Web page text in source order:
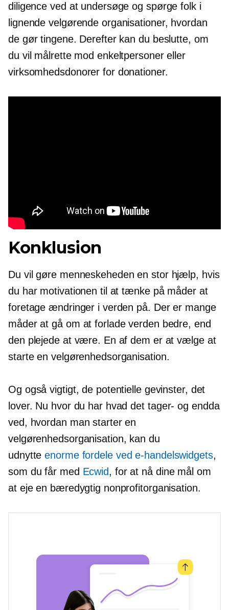
diligence ved at undersøge og spørge folk i
lignende velgørende organisationer, hvordan
de gør tingene. Derefter kan du beslutte, om
du vil målrette mod enkeltpersoner eller
virksomhedsdonorer for donationer.
Konklusion
Du vil gøre menneskeheden en stor hjælp, hvis
du har motivationen til at tænke på måder at
foretage ændringer i verden på. Der er mange
måder at gå om at forlade verden bedre, end
den plejede at være. En af dem er at vælge at
starte en velgørenhedsorganisation.
Og også vigtigt, de potentielle gevinster, det
lover. Nu hvor du har hvad det tager- og endda
ved, hvordan man starter en
velgørenhedsorganisation, kan du
udnytteenorme fordele ved e-handelswidgets,
som du får med Ecwid, for at nå dine mål om
at eje en bæredygtig nonprofitorganisation.